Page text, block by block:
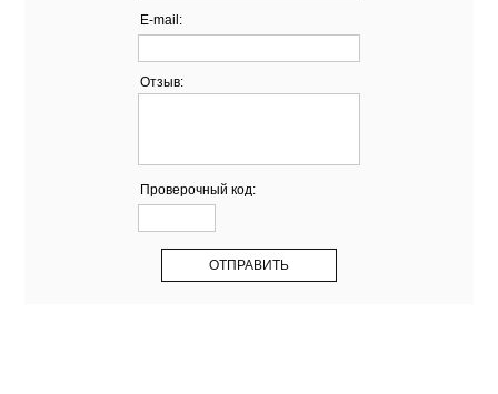
E-mail:
Отзыв:
Проверочный код: